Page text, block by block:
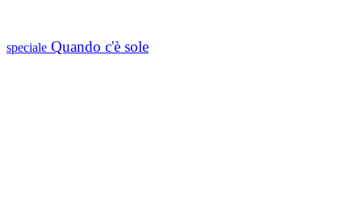
speciale Quando c'è sole